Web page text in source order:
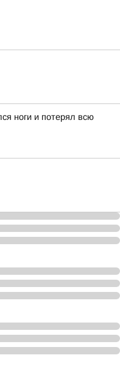
ноги и потерял всю